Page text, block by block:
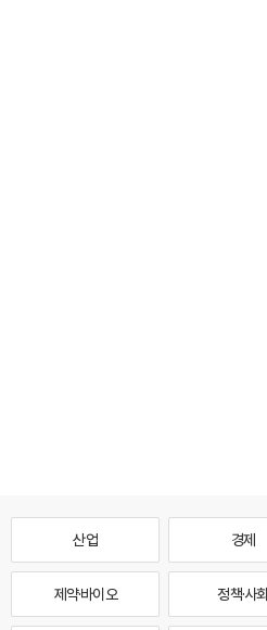
산업 경제
제약·바이오 정책·사회